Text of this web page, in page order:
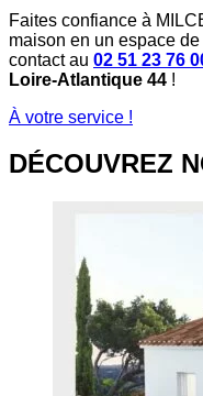
Faites confiance à
maison en un espace
contact au 02 51 23 76
Loire-Atlantique 44 !
À votre service !
DÉCOUVREZ